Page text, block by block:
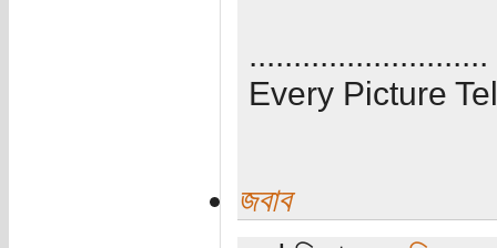
...........................
Every Picture
জবাব